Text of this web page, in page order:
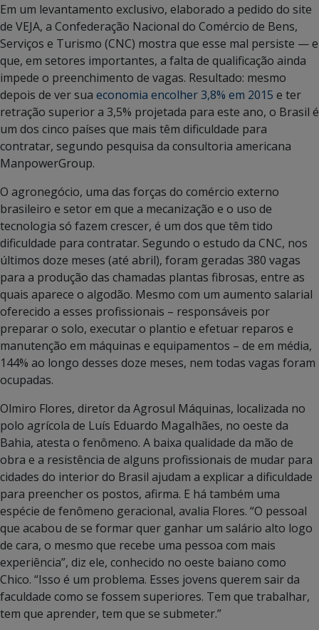
Em um levantamento exclusivo, elaborado a pedido do site
de VEJA, a Confederação Nacional do Comércio de Bens,
Serviços e Turismo (CNC) mostra que esse mal persiste — e
que, em setores importantes, a falta de qualificação ainda
impede o preenchimento de vagas. Resultado: mesmo
depois de ver sua economia encolher 3,8% em 2015 e ter
retração superior a 3,5% projetada para este ano, o Brasil é
um dos cinco países que mais têm dificuldade para
contratar, segundo pesquisa da consultoria americana
ManpowerGroup.
O agronegócio, uma das forças do comércio externo
brasileiro e setor em que a mecanização e o uso de
tecnologia só fazem crescer, é um dos que têm tido
dificuldade para contratar. Segundo o estudo da CNC, nos
últimos doze meses (até abril), foram geradas 380 vagas
para a produção das chamadas plantas fibrosas, entre as
quais aparece o algodão. Mesmo com um aumento salarial
oferecido a esses profissionais – responsáveis por
preparar o solo, executar o plantio e efetuar reparos e
manutenção em máquinas e equipamentos – de em média,
144% ao longo desses doze meses, nem todas vagas foram
ocupadas.
Olmiro Flores, diretor da Agrosul Máquinas, localizada no
polo agrícola de Luís Eduardo Magalhães, no oeste da
Bahia, atesta o fenômeno. A baixa qualidade da mão de
obra e a resistência de alguns profissionais de mudar para
cidades do interior do Brasil ajudam a explicar a dificuldade
para preencher os postos, afirma. E há também uma
espécie de fenômeno geracional, avalia Flores. “O pessoal
que acabou de se formar quer ganhar um salário alto logo
de cara, o mesmo que recebe uma pessoa com mais
experiência”, diz ele, conhecido no oeste baiano como
Chico. “Isso é um problema. Esses jovens querem sair da
faculdade como se fossem superiores. Tem que trabalhar,
tem que aprender, tem que se submeter.”